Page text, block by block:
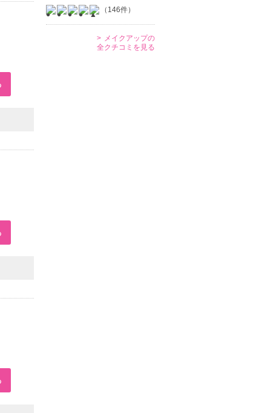
（146件）
メイクアップの
全クチコミを見る